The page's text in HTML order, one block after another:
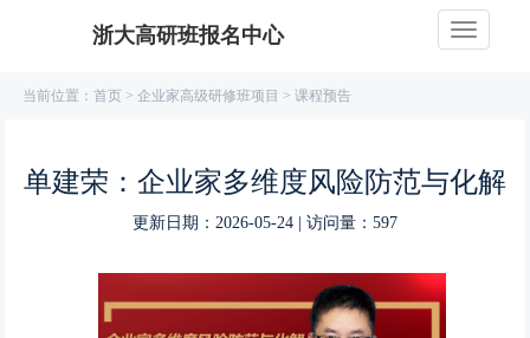
浙大高研班报名中心
当前位置：首页 >企业家高级研修班项目 > 课程预告
单建荣：企业家多维度风险防范与化解
更新日期：2026-05-24 | 访问量：597